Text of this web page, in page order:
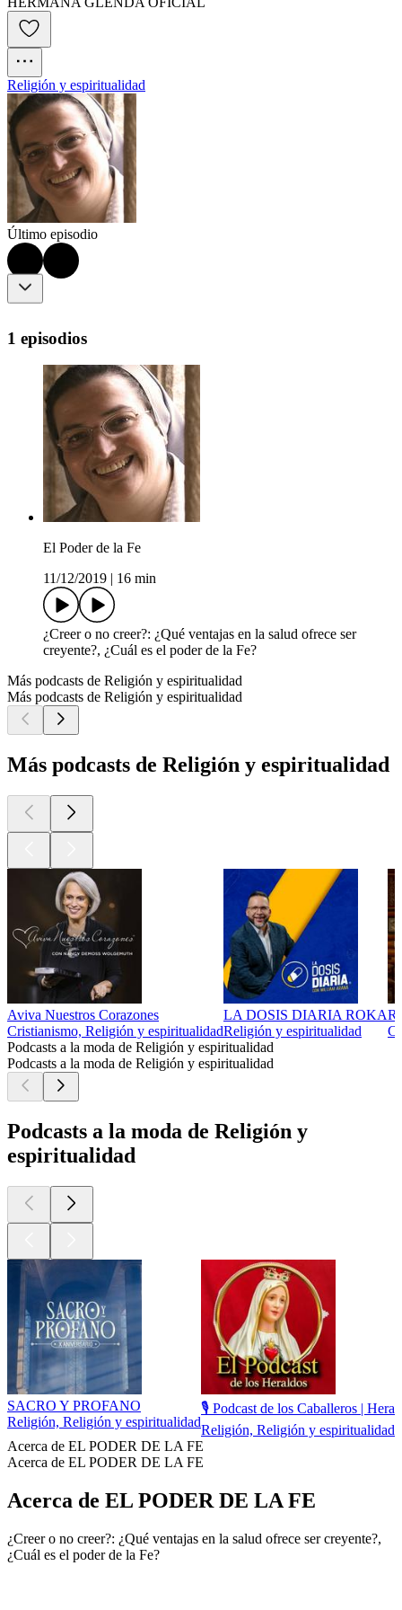
Religión y espiritualidad
Último episodio
1 episodios
El Poder de la Fe
11/12/2019
16 min
¿Creer o no creer?: ¿Qué ventajas en la salud ofrece ser
creyente?, ¿Cuál es el poder de la Fe?
Más podcasts de Religión y espiritualidad
Más podcasts de Religión y espiritualidad
Más podcasts de Religión y espiritualidad
Aviva Nuestros Corazones
Cristianismo, Religión y espiritualidad
LA DOSIS DIARIA ROKA
Religión y espiritualidad
Podcasts a la moda de Religión y espiritualidad
Podcasts a la moda de Religión y espiritualidad
Podcasts a la moda de Religión y
espiritualidad
SACRO Y PROFANO
Religión, Religión y espiritualidad
🎙️ Podcast de los Caballeros |
Religión, Religión y espiritualidad
Acerca de EL PODER DE LA FE
Acerca de EL PODER DE LA FE
Acerca de EL PODER DE LA FE
¿Creer o no creer?: ¿Qué ventajas en la salud ofrece ser creyente?,
¿Cuál es el poder de la Fe?